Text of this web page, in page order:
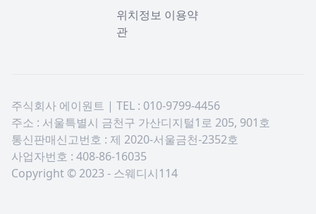
위치정보 이용약
관
주식회사 에이원트 | TEL : 010-9799-4456
주소 : 서울특별시 금천구 가산디지털1로 205, 901호
통신판매신고번호 : 제 2020-서울금천-2352호
사업자번호 : 408-86-16035
Copyright © 2023 - 스웨디시114